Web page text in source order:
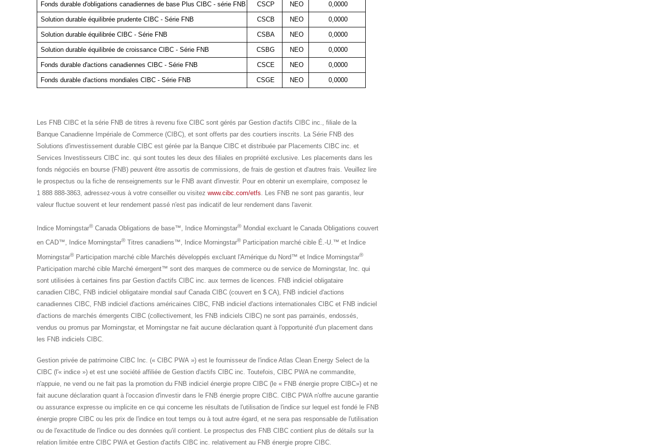
Fonds durable d'obligations canadiennes de base Plus CIBC - série FNB CSCP NEO 0,0000
Solution durable équilibrée prudente CIBC - Série FNB CSCB NEO 0,0000
Solution durable équilibrée CIBC - Série FNB CSBA NEO 0,0000
Solution durable équilibrée de croissance CIBC - Série FNB CSBG NEO 0,0000
Fonds durable d'actions canadiennes CIBC - Série FNB CSCE NEO 0,0000
Fonds durable d'actions mondiales CIBC - Série FNB CSGE NEO 0,0000
Les FNB CIBC et la série FNB de titres à revenu fixe CIBC sont gérés par Gestion d'actifs CIBC inc., filiale de la
Banque Canadienne Impériale de Commerce (CIBC), et sont offerts par des courtiers inscrits. La Série FNB des
Solutions d'investissement durable CIBC est gérée par la Banque CIBC et distribuée par Placements CIBC inc. et
Services Investisseurs CIBC inc. qui sont toutes les deux des filiales en propriété exclusive. Les placements dans les
fonds négociés en bourse (FNB) peuvent être assortis de commissions, de frais de gestion et d'autres frais. Veuillez lire
le prospectus ou la fiche de renseignements sur le FNB avant d'investir. Pour en obtenir un exemplaire, composez le
1 888 888-3863, adressez-vous à votre conseiller ou visitezwww.cibc.com/etfs. Les FNB ne sont pas garantis, leur
valeur fluctue souvent et leur rendement passé n'est pas indicatif de leur rendement dans l'avenir.
Indice Morningstar® Canada Obligations de base™, Indice Morningstar® Mondial excluant le Canada Obligations couvert
en CAD™, Indice Morningstar® Titres canadiens™, Indice Morningstar® Participation marché cible É.-U.™ et Indice
Morningstar® Participation marché cible Marchés développés excluant l'Amérique du Nord™ et Indice Morningstar®
Participation marché cible Marché émergent™ sont des marques de commerce ou de service de Morningstar, Inc. qui
sont utilisées à certaines fins par Gestion d'actifs CIBC inc. aux termes de licences. FNB indiciel obligataire
canadien CIBC, FNB indiciel obligataire mondial sauf Canada CIBC (couvert en $ CA), FNB indiciel d'actions
canadiennes CIBC, FNB indiciel d'actions américaines CIBC, FNB indiciel d'actions internationales CIBC et FNB indiciel
d'actions de marchés émergents CIBC (collectivement, les FNB indiciels CIBC) ne sont pas parrainés, endossés,
vendus ou promus par Morningstar, et Morningstar ne fait aucune déclaration quant à l'opportunité d'un placement dans
les FNB indiciels CIBC.
Gestion privée de patrimoine CIBC Inc. (« CIBC PWA ») est le fournisseur de l'indice Atlas Clean Energy Select de la
CIBC (l'« indice ») et est une société affiliée de Gestion d'actifs CIBC inc. Toutefois, CIBC PWA ne commandite,
n'appuie, ne vend ou ne fait pas la promotion du FNB indiciel énergie propre CIBC (le « FNB énergie propre CIBC») et ne
fait aucune déclaration quant à l'occasion d'investir dans le FNB énergie propre CIBC. CIBC PWA n'offre aucune garantie
ou assurance expresse ou implicite en ce qui concerne les résultats de l'utilisation de l'indice sur lequel est fondé le FNB
énergie propre CIBC ou les prix de l'indice en tout temps ou à tout autre égard, et ne sera pas responsable de l'utilisation
ou de l'exactitude de l'indice ou des données qu'il contient. Le prospectus des FNB CIBC contient plus de détails sur la
relation limitée entre CIBC PWA et Gestion d'actifs CIBC inc. relativement au FNB énergie propre CIBC.